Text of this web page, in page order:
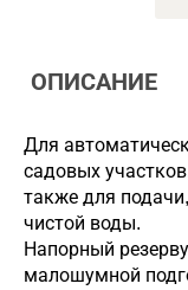
ОПИСАНИЕ
Для
садовых
также для
чистой воды.
Напорный
малошумной